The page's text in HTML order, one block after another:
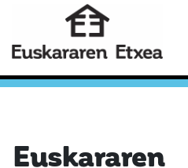
Euskararen